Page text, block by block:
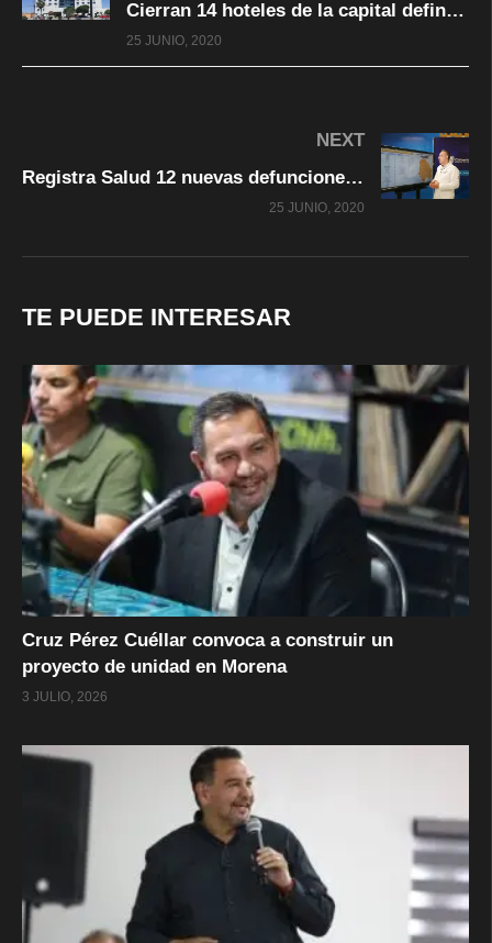
Cierran 14 hoteles de la capital definitivamente, no soportaron la cuarentena
25 JUNIO, 2020
NEXT
Registra Salud 12 nuevas defunciones por COVID-19 para sumar 606 en el estado
25 JUNIO, 2020
TE PUEDE INTERESAR
Cruz Pérez Cuéllar convoca a construir un
proyecto de unidad en Morena
3 JULIO, 2026